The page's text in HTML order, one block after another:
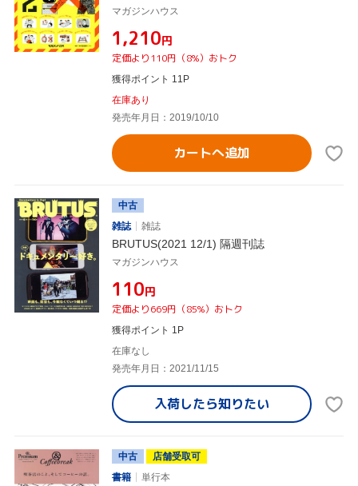
マガジンハウス
¥1,210円
定価より110円（8%）おトク
獲得ポイント 11P
在庫あり
発売年月日：2019/10/10
カートへ追加
中古
雑誌
雑誌
BRUTUS(2021 12/1) 隔週刊誌
マガジンハウス
¥110円
定価より669円（85%）おトク
獲得ポイント 1P
在庫なし
発売年月日：2021/11/15
入荷したら知りたい
中古
店舗受取可
書籍
単行本